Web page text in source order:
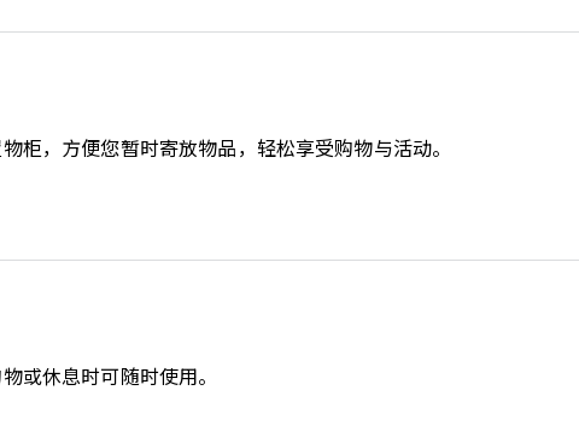
柜，方便您暂时寄放物品，轻松享受购物与活动。
或休息时可随时使用。